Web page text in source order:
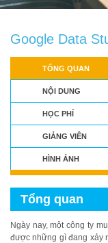
Google Data
TỔNG QUAN
NỘI DUNG
HỌC PHÍ
GIẢNG VIÊN
HÌNH ẢNH
Tổng quan
Ngày nay, một công ty
được những gì đang xảy